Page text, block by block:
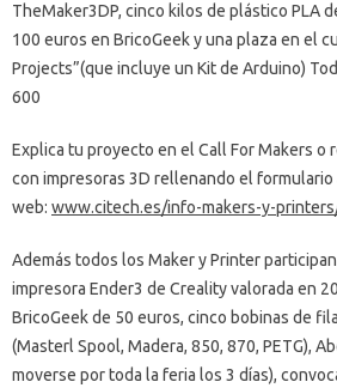
TheMaker3DP, cinco kilos de plástico PLA
100 euros en BricoGeek y una plaza en el
Projects”(que incluye un Kit de Arduino)
600
Explica tu proyecto en el Call For Makers o
con impresoras 3D rellenando el
web: www.citech.es/info-makers-y-
Además todos los Maker y Printer
impresora Ender3 de Creality valorada en
BricoGeek de 50 euros, cinco bobinas de
(Masterl Spool, Madera, 850, 870, PETG),
moverse por toda la feria los 3 días),